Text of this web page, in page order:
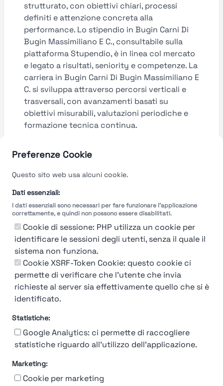
Preferenze Cookie
Questo sito web usa alcuni cookie.
Dati essenziali:
I dati essenziali sono necessari per fare funzionare l'applicazione
correttamente, e quindi non possono essere disabilitati.
Cookie di sessione: PHP utilizza un cookie per
identificare le sessioni degli utenti, senza il quale il
sistema non funziona.
Cookie XSRF-Token Cookie: questo cookie ci
permette di verificare che l'utente che invia
richieste al server sia effettivamente quello che si è
identificato.
Statistiche:
Google Analytics: ci permette di raccogliere
statistiche riguardo all'utilizzo dell'applicazione.
Marketing:
Cookie per marketing
strutturato, con obiettivi chiari, processi
definiti e attenzione concreta alla
performance. Lo stipendio in Bugin Carni Di
Bugin Massimiliano E C., consultabile sulla
piattaforma Stupendio, è in linea col mercato
e legato a risultati, seniority e competenze. La
carriera in Bugin Carni Di Bugin Massimiliano E
C. si sviluppa attraverso percorsi verticali e
trasversali, con avanzamenti basati su
obiettivi misurabili, valutazioni periodiche e
formazione tecnica continua.
Guarda le valutazioni →
Termini e Condizioni